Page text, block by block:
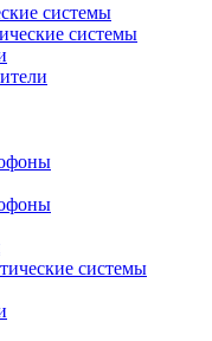
системы
системы
системы